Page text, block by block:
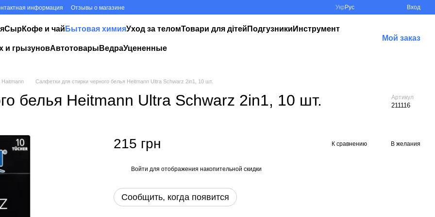
информация Отзывы о магазине Укр Рус Вход
СырКофе и чай Бытовая химияУход за теломТовари для дітей Подгузники Инструмент
и грызуновАвтотовары ВедраУцененные
Мой заказ
Салфетки для стирки черного белья Heitmann Ultra Schwarz 2in1, 10 шт.
белья Heitmann Ultra Schwarz 2in1, 10 шт. Артикул
211116
215 грн К сравнению В желания
Войти для отображения накопительной скидки
Сообщить, когда появится